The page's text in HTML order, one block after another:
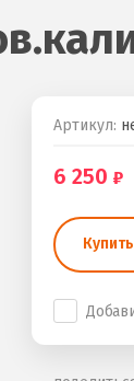
Артикул:
6 250